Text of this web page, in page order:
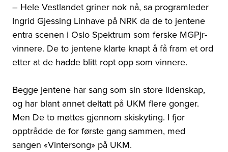
– Hele Vestlandet griner nok nå, sa programleder
Ingrid Gjessing Linhave på NRK da de to jentene
entra scenen i Oslo Spektrum som ferske MGPjr-
vinnere. De to jentene klarte knapt å få fram et ord
etter at de hadde blitt ropt opp som vinnere.
Begge jentene har sang som sin store lidenskap,
og har blant annet deltatt på UKM flere gonger.
Men De to møttes gjennom skiskyting. I fjor
opptrådde de for første gang sammen, med
sangen «Vintersong» på UKM.